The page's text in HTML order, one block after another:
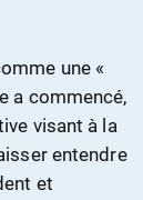
une «
a commencé,
visant à la
entendre
et